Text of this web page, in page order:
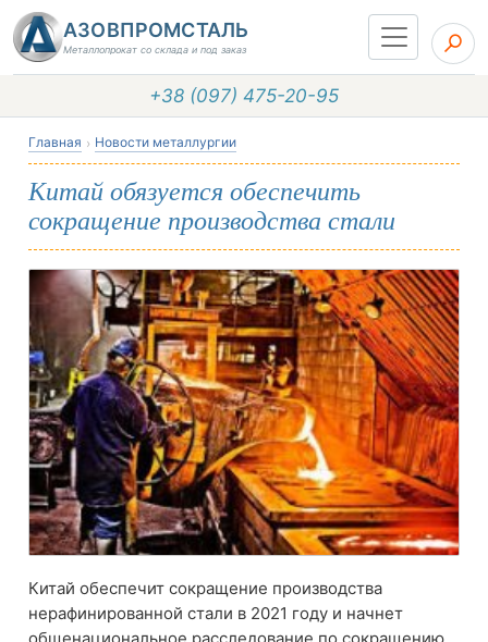
АЗОВПРОМСТАЛЬ
Металлопрокат со склада и под заказ
+38 (097) 475-20-95
Главная Новости металлургии
Китай обязуется обеспечить
сокращение производства стали
Китай обеспечит сокращение производства
нерафинированной стали в 2021 году и начнет
общенациональное расследование по сокращению